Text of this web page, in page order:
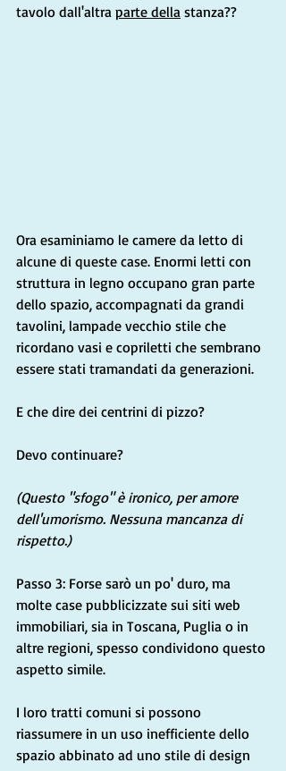
tavolo dall'altra parte della stanza??
Ora esaminiamo le camere da letto di
alcune di queste case. Enormi letti con
struttura in legno occupano gran parte
dello spazio, accompagnati da grandi
tavolini, lampade vecchio stile che
ricordano vasi e copriletti che sembrano
essere stati tramandati da generazioni.
E che dire dei centrini di pizzo?
Devo continuare?
(Questo "sfogo" è ironico, per amore
dell'umorismo. Nessuna mancanza di
rispetto.)
Passo 3: Forse sarò un po' duro, ma
molte case pubblicizzate sui siti web
immobiliari, sia in Toscana, Puglia o in
altre regioni, spesso condividono questo
aspetto simile.
I loro tratti comuni si possono
riassumere in un uso inefficiente dello
spazio abbinato ad uno stile di design